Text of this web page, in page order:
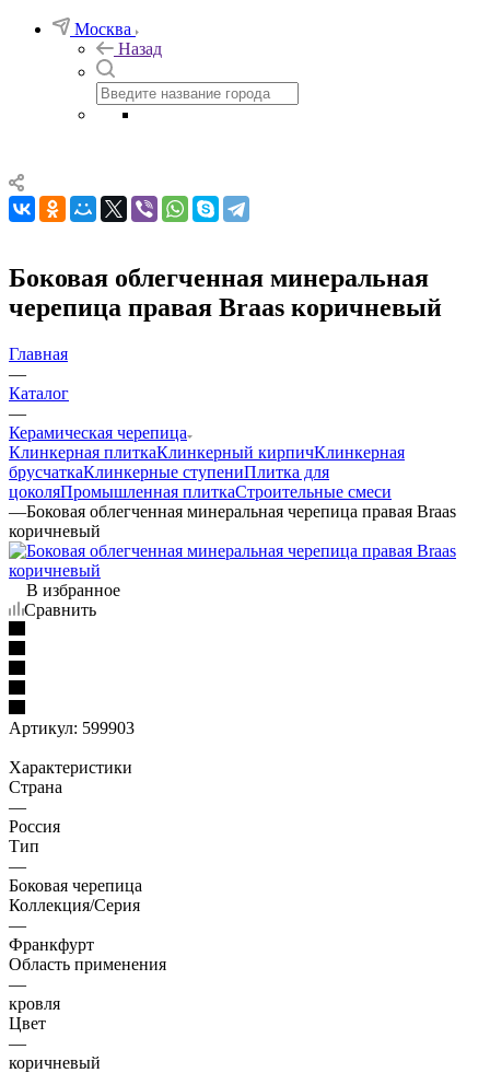
Москва
Назад
Боковая облегченная минеральная
черепица правая Braas коричневый
Главная
—
Каталог
—
Керамическая черепица
Клинкерная плиткаКлинкерный кирпичКлинкерная
брусчаткаКлинкерные ступениПлитка для
цоколяПромышленная плиткаСтроительные смеси
—Боковая облегченная минеральная черепица правая Braas
коричневый
В избранное
Сравнить
Артикул: 599903
Характеристики
Страна
—
Россия
Тип
—
Боковая черепица
Коллекция/Серия
—
Франкфурт
Область применения
—
кровля
Цвет
—
коричневый